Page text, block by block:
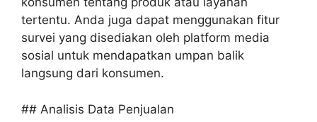
tertentu. Anda juga dapat menggunakan fitur
survei yang disediakan oleh platform media
sosial untuk mendapatkan umpan balik
langsung dari konsumen.
## Analisis Data Penjualan